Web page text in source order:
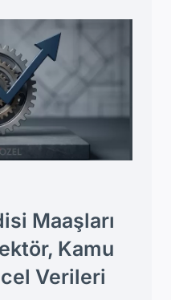
Maaşları
Kamu
Verileri